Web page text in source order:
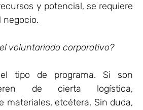
y potencial, se requiere
negocio.
voluntariado corporativo?
tipo de programa. Si son
de cierta logística,
materiales, etcétera. Sin duda,